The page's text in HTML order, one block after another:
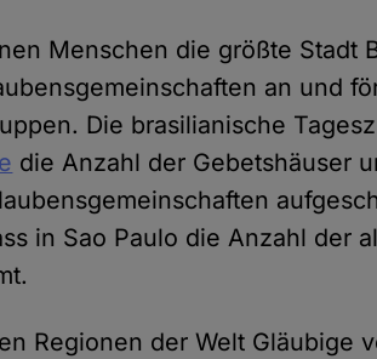
Menschen die größte Stadt
an und
Die brasilianische
die Anzahl der Gebetshäuser
in Sao Paulo die Anzahl der
Regionen der Welt Gläubige